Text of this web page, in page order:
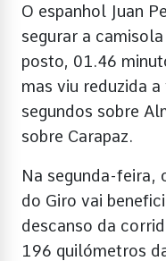
O espanhol Juan
segurar a
posto, 01.46
mas viu reduzida
segundos sobre
sobre Carapaz.
Na segunda-feira,
do Giro vai
descanso da
196 quilómetros